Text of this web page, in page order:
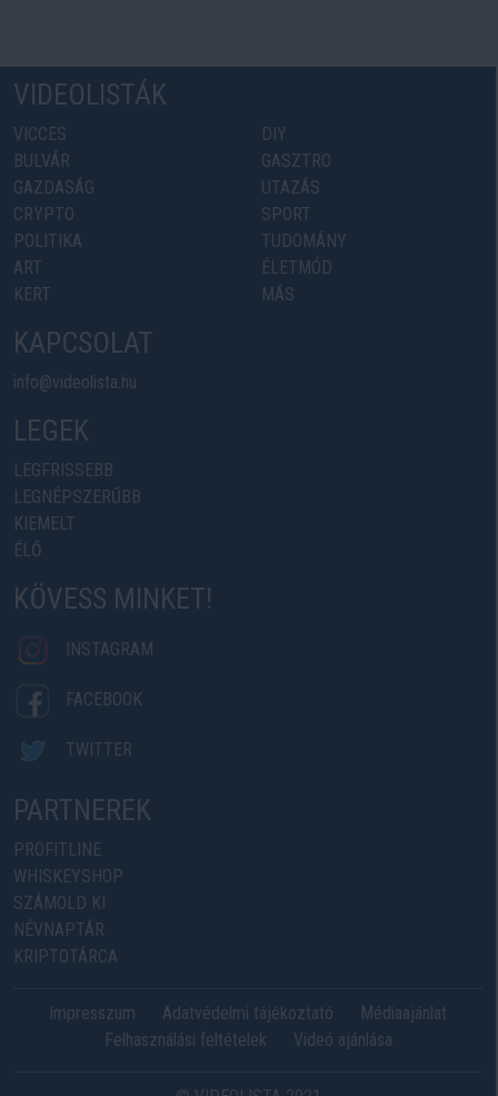
VIDEOLISTÁK
VICCES
BULVÁR
GAZDASÁG
CRYPTO
POLITIKA
ART
KERT
DIY
GASZTRO
UTAZÁS
SPORT
TUDOMÁNY
ÉLETMÓD
MÁS
KAPCSOLAT
info@videolista.hu
LEGEK
LEGFRISSEBB
LEGNÉPSZERŰBB
KIEMELT
ÉLŐ
KÖVESS MINKET!
INSTAGRAM
FACEBOOK
TWITTER
PARTNEREK
PROFITLINE
WHISKEYSHOP
SZÁMOLD KI
NÉVNAPTÁR
KRIPTOTÁRCA
Impresszum Adatvédelmi tájékoztató
Médiaajánlat
Felhasználási feltételek
Videó ajánlása